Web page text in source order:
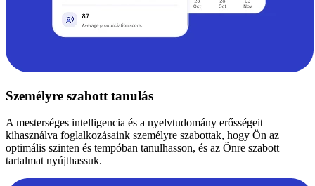
Személyre szabott tanulás
A mesterséges intelligencia és a nyelvtudomány erősségeit
kihasználva foglalkozásaink személyre szabottak, hogy Ön az
optimális szinten és tempóban tanulhasson, és az Önre szabott
tartalmat nyújthassuk.